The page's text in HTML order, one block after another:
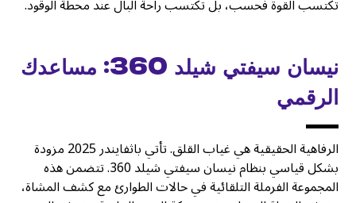
نيسان سيفتي شيلد 360: مساعدك
الرقمي
الرفاهية الحقيقية هي غياب القلق. تأتي باثفايندر 2025 مزودة
بشكل قياسي بنظام نيسان سيفتي شيلد 360. تتضمن هذه
المجموعة الفرملة التلقائية في حالات الطوارئ مع كشف المشاة،